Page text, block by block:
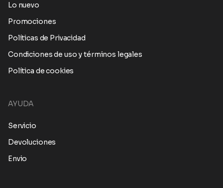
Lo nuevo
Promociones
Políticas de Privacidad
Condiciones de uso y términos legales
Política de cookies
AYUDA
Servicio
Devoluciones
Envio